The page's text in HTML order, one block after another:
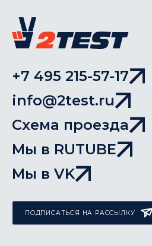
+7 495 215-57-17
info@2test.ru
Схема проезда
Мы в RUTUBE
Мы в VK
ПОДПИСАТЬСЯ НА РАССЫЛКУ